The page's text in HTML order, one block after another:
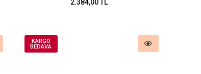
2.384,00 TL
KARGO
BEDAVA